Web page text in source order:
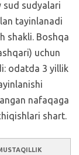
sud sudyalari
tayinlanadi
shakli. Boshqa
uchun
odatda 3 yillik
nafaqaga
shart.